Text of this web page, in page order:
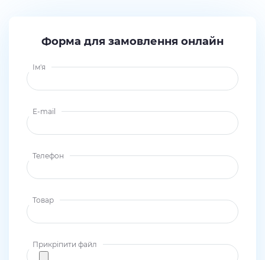
Форма для замовлення онлайн
Ім'я
E-mail
Телефон
Товар
Прикріпити файл